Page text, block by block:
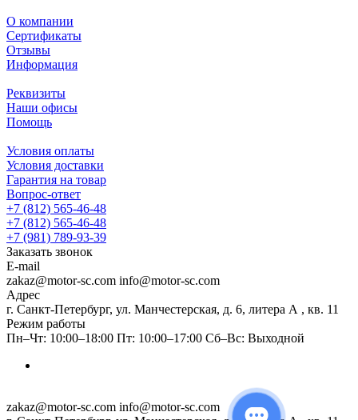
О компании
Сертификаты
Отзывы
Информация
Реквизиты
Наши офисы
Помощь
Условия оплаты
Условия доставки
Гарантия на товар
Вопрос-ответ
+7 (812) 565-46-48
+7 (812) 565-46-48
+7 (981) 789-93-39
Заказать звонок
E-mail
zakaz@motor-sc.com info@motor-sc.com
Адрес
г. Санкт-Петербург, ул. Манчестерская, д. 6, литера А , кв. 11
Режим работы
Пн–Чт: 10:00–18:00 Пт: 10:00–17:00 Сб–Вс: Выходной
zakaz@motor-sc.com info@motor-sc.com